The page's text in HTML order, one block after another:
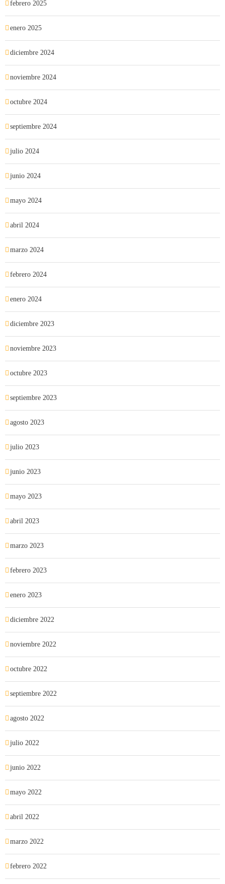
febrero 2025
enero 2025
diciembre 2024
noviembre 2024
octubre 2024
septiembre 2024
julio 2024
junio 2024
mayo 2024
abril 2024
marzo 2024
febrero 2024
enero 2024
diciembre 2023
noviembre 2023
octubre 2023
septiembre 2023
agosto 2023
julio 2023
junio 2023
mayo 2023
abril 2023
marzo 2023
febrero 2023
enero 2023
diciembre 2022
noviembre 2022
octubre 2022
septiembre 2022
agosto 2022
julio 2022
junio 2022
mayo 2022
abril 2022
marzo 2022
febrero 2022